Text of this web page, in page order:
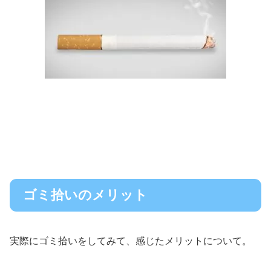
ゴミ拾いのメリット
実際にゴミ拾いをしてみて、感じたメリットについて。